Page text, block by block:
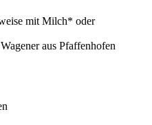
mit Milch* oder
aus Pfaffenhofen